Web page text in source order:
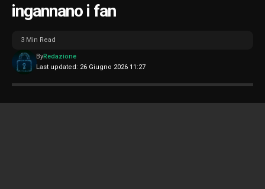
ingannano i fan
Last updated: 26 Giugno 2026 11:27
ByRedazione
3 Min Read